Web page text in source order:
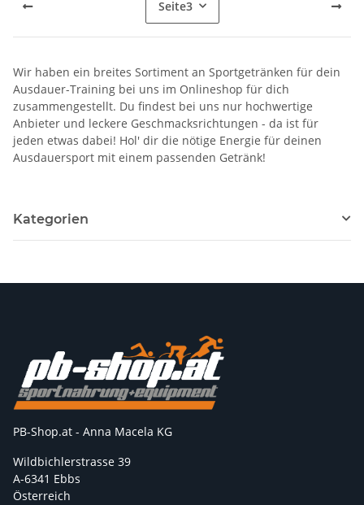
Seite3
Wir haben ein breites Sortiment an Sportgetränken für dein
Ausdauer-Training bei uns im Onlineshop für dich
zusammengestellt. Du findest bei uns nur hochwertige
Anbieter und leckere Geschmacksrichtungen - da ist für
jeden etwas dabei! Hol' dir die nötige Energie für deinen
Ausdauersport mit einem passenden Getränk!
Kategorien
PB-Shop.at - Anna Macela KG
Wildbichlerstrasse 39
A-6341 Ebbs
Österreich